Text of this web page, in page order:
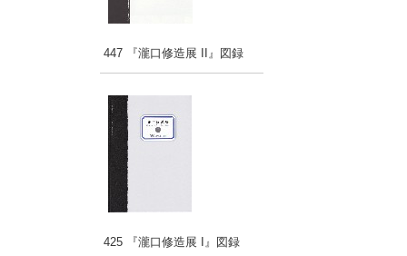
447 『瀧口修造展 II』図録
425 『瀧口修造展 I』図録